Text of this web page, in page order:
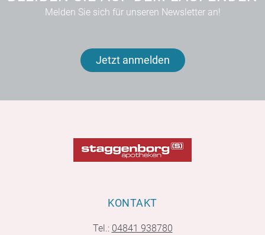
Melden Sie sich für unseren Newsletter an!
Jetzt anmelden
KONTAKT
Tel.: 04841 938780